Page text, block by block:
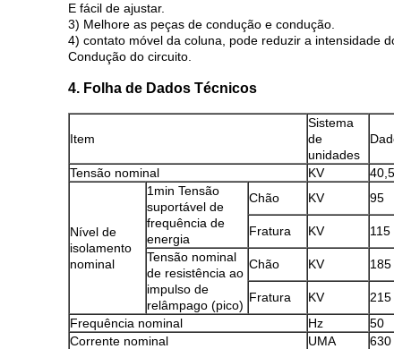
E fácil de ajustar.
3) Melhore as peças de condução e condução.
4) contato móvel da coluna, pode reduzir a intensidade
Condução do circuito.
4. Folha de Dados Técnicos
Item
Sistema
de
unidades
Tensão nominal KV 40,5
Nível de
isolamento
nominal
1min Tensão
suportável de
frequência de
energia
Chão KV 95
Fratura KV 115
Tensão nominal
de resistência ao
impulso de
relâmpago (pico)
Chão KV 185
Fratura KV 215
Frequência nominal
Hz
50
Corrente nominal
UMA
630